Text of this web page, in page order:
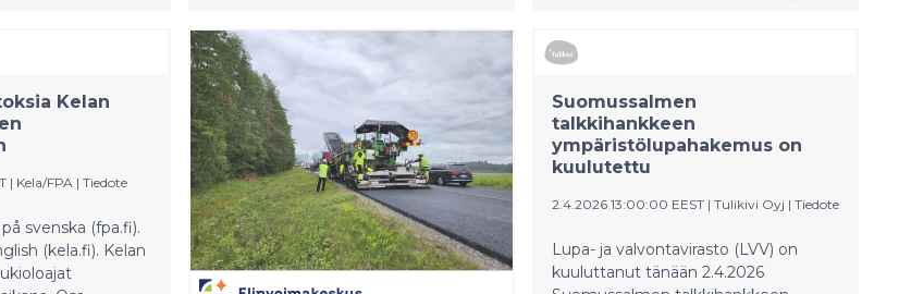
16,1
Kainuun
kertaa tänä vuonna ennätyspotissaan.
Tulevana lauantaina Loton potti on
koko pelin historian suurin, 16,1
miljoonaa euroa. Veikkauksen tilastot
paljastavat, mistä löytyvät Suomen
innokkaimmat ja toisaalta
maltillisimmat lottoajat.
että puheliaimmat suomalaiset
soitettujen minuuttimäärien
paikkakunnilla. Asukaskohtaisessa
tarkastelussa selvä ykkönen on
Jämijärvi.
Kelan
| Kela/FPA | Tiedote
svenska (fpa.fi).
(kela.fi). Kelan
Suomussalmen
talkkihankkeen
ympäristölupahakemus on
kuulutettu
2.4.2026 13:00:00 EEST | Tulikivi Oyj | Tiedote
Lupa- ja valvontavirasto (LVV) on
kuuluttanut tänään 2.4.2026